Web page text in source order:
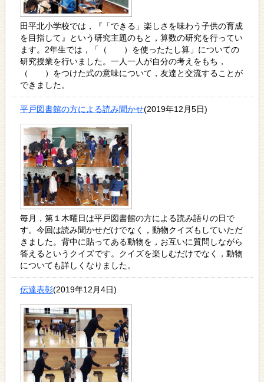
田平北小学校では，『「できる」楽しさを味わう子供の育成
を目指して』という研究主題のもと，算数の研究を行ってい
ます。2年生では，「（ ）を使ったたし算」についての
研究授業を行いました。一人一人が自分の考えをもち，
（ ）をつけた式の意味について，友達と交流することが
できました。
平戸図書館の方による読み聞かせ(2019年12月5日)
毎月，第１木曜日は平戸図書館の方による読み語りの日で
す。今回は読み聞かせだけでなく，動物クイズもしていただ
きました。背中に貼ってある動物を，お互いに質問しながら
答えるというクイズです。クイズを楽しむだけでなく，動物
についても詳しくなりました。
伝達表彰(2019年12月4日)